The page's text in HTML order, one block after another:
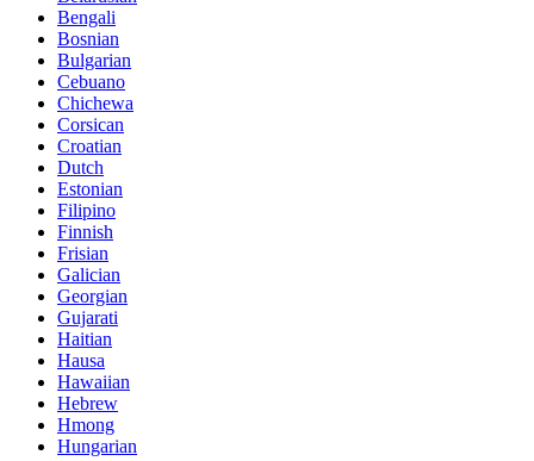
Bengali
Bosnian
Bulgarian
Cebuano
Chichewa
Corsican
Croatian
Dutch
Estonian
Filipino
Finnish
Frisian
Galician
Georgian
Gujarati
Haitian
Hausa
Hawaiian
Hebrew
Hmong
Hungarian